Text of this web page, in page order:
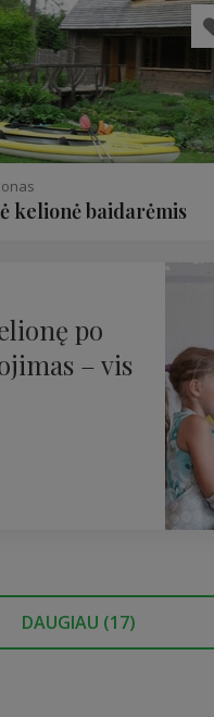
kelionė baidarėmis
po
– vis
DAUGIAU (17)